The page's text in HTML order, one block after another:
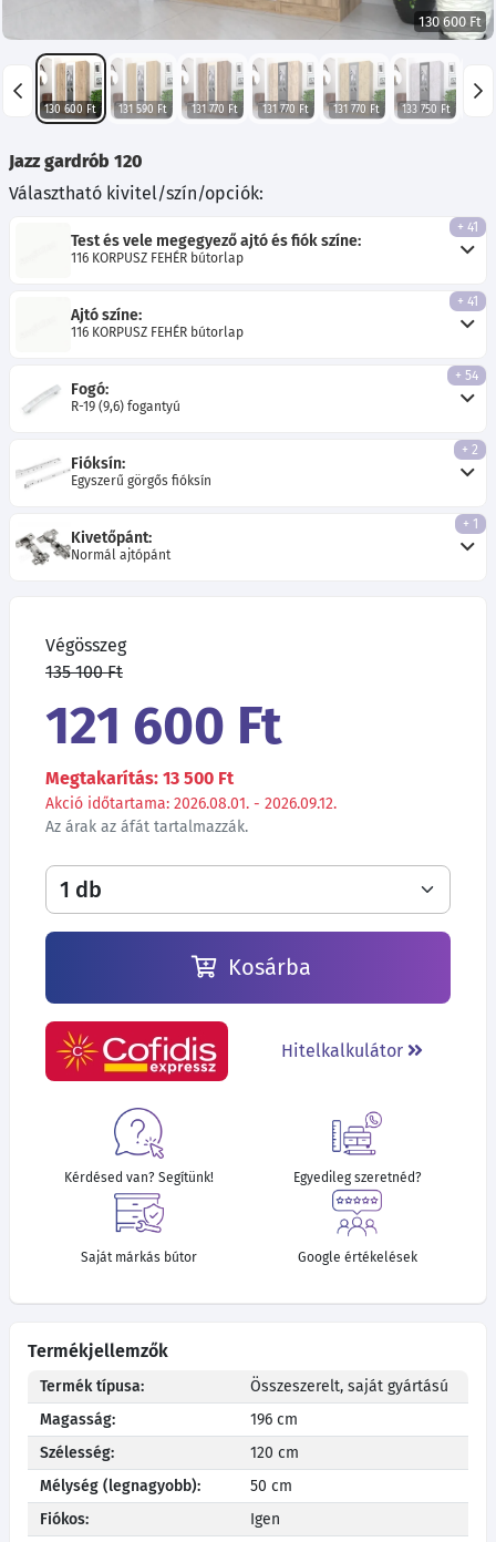
130 600 Ft
130 600 Ft 131 590 Ft 131 770 Ft 131 770 Ft 131 770 Ft 133 750 Ft
Jazz gardrób 120
Választható kivitel/szín/opciók:
Test és vele megegyező ajtó és fiók színe:
116 KORPUSZ FEHÉR bútorlap
+ 41
Ajtó színe:
116 KORPUSZ FEHÉR bútorlap
+ 41
Fogó:
R-19 (9,6) fogantyú
+ 54
Fióksín:
Egyszerű görgős fióksín
+ 2
Kivetőpánt:
Normál ajtópánt
+ 1
Végösszeg
135 100 Ft
121 600 Ft
Megtakarítás: 13 500 Ft
Akció időtartama: 2026.08.01. - 2026.09.12.
Az árak az áfát tartalmazzák.
Kosárba
Hitelkalkulátor
Kérdésed van? Segítünk! Egyedileg szeretnéd?
Saját márkás bútor Google értékelések
Termékjellemzők
Termék típusa:
Összeszerelt, saját gyártású
Magasság:
196 cm
Szélesség:
120 cm
Mélység (legnagyobb):
50 cm
Fiókos:
Igen